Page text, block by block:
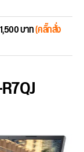
บาท(คลิ๊กสั่ง